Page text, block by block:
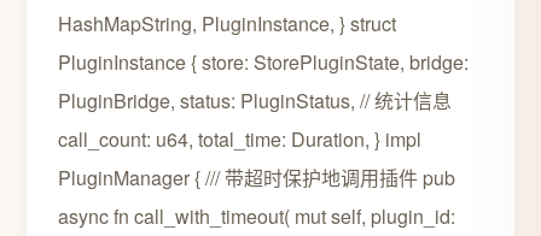
HashMapString, PluginInstance, } struct
PluginInstance { store: StorePluginState, bridge:
PluginBridge, status: PluginStatus, // 统计信息
call_count: u64, total_time: Duration, } impl
PluginManager { /// 带超时保护地调用插件 pub
async fn call_with_timeout( mut self, plugin_id: